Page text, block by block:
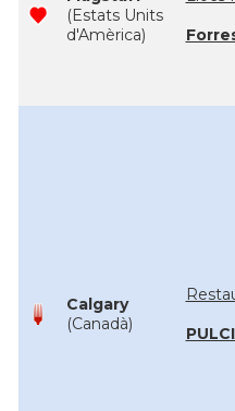
(Estats Units
d'Amèrica)
Calgary
(Canadà)